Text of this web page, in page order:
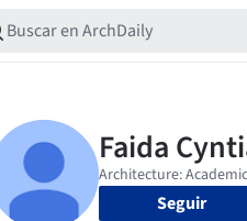
Seguir